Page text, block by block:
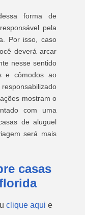
forma de
pela
Por isso, caso
deverá arcar
nesse sentido
e cômodos ao
mostram o
com uma
de aluguel
será mais
casas
clique aqui e